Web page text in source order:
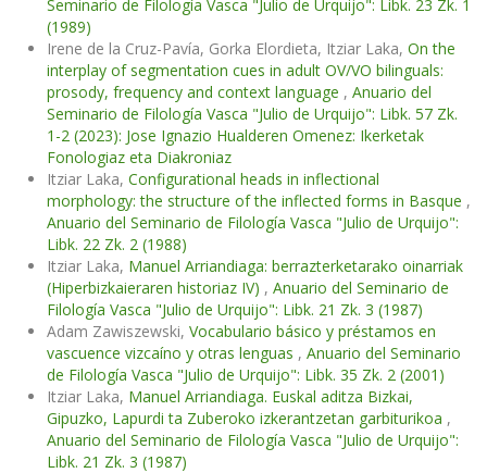
Seminario de Filología Vasca "Julio de Urquijo": Libk. 23 Zk. 1
(1989)
Irene de la Cruz-Pavía, Gorka Elordieta, Itziar Laka, On the
interplay of segmentation cues in adult OV/VO bilinguals:
prosody, frequency and context language , Anuario del
Seminario de Filología Vasca "Julio de Urquijo": Libk. 57 Zk.
1-2 (2023): Jose Ignazio Hualderen Omenez: Ikerketak
Fonologiaz eta Diakroniaz
Itziar Laka, Configurational heads in inflectional
morphology: the structure of the inflected forms in Basque ,
Anuario del Seminario de Filología Vasca "Julio de Urquijo":
Libk. 22 Zk. 2 (1988)
Itziar Laka, Manuel Arriandiaga: berrazterketarako oinarriak
(Hiperbizkaieraren historiaz IV) , Anuario del Seminario de
Filología Vasca "Julio de Urquijo": Libk. 21 Zk. 3 (1987)
Adam Zawiszewski, Vocabulario básico y préstamos en
vascuence vizcaíno y otras lenguas , Anuario del Seminario
de Filología Vasca "Julio de Urquijo": Libk. 35 Zk. 2 (2001)
Itziar Laka, Manuel Arriandiaga. Euskal aditza Bizkai,
Gipuzko, Lapurdi ta Zuberoko izkerantzetan garbiturikoa ,
Anuario del Seminario de Filología Vasca "Julio de Urquijo":
Libk. 21 Zk. 3 (1987)